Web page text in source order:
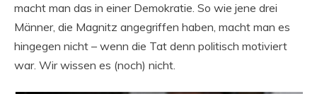
macht man das in einer Demokratie. So wie jene drei
Männer, die Magnitz angegriffen haben, macht man es
hingegen nicht – wenn die Tat denn politisch motiviert
war. Wir wissen es (noch) nicht.